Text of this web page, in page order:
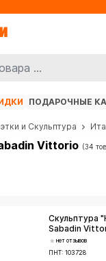
ПОДАРОЧНЫЕ
и Скульптура
Vittorio (34
Скульптура
Sabadin
нет отзывов
ПНТ:103728